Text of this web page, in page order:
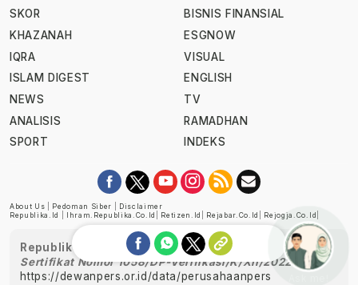
SKOR
KHAZANAH
IQRA
ISLAM DIGEST
NEWS
ANALISIS
SPORT
BISNIS FINANSIAL
ESGNOW
VISUAL
ENGLISH
TV
RAMADHAN
INDEKS
About Us Pedoman Siber
Disclaimer
Republika.id
Ihram.republika.co.id Retizen.id Rejabar.co.id Rejogja.co.id
Republika telah diverifikasi oleh Dewan Pers
Sertifikat Nomor 1058/DP-Verifikasi/K/XII/2022
https://dewanpers.or.id/data/perusahaanpers